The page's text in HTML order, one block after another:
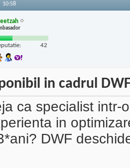
10:58
42
in cadrul
ca specialist intr-
in
DWF